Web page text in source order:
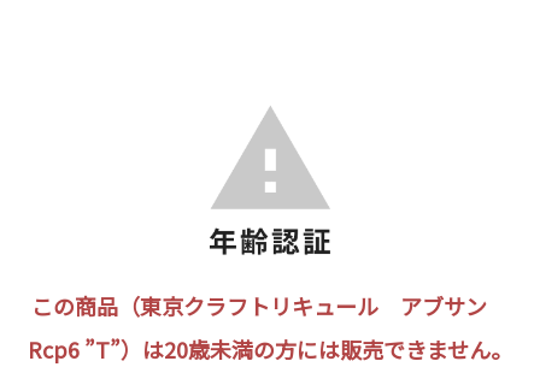
この商品（東京クラフトリキュール アブサン
Rcp6 ”T”）は20歳未満の方には販売できません。